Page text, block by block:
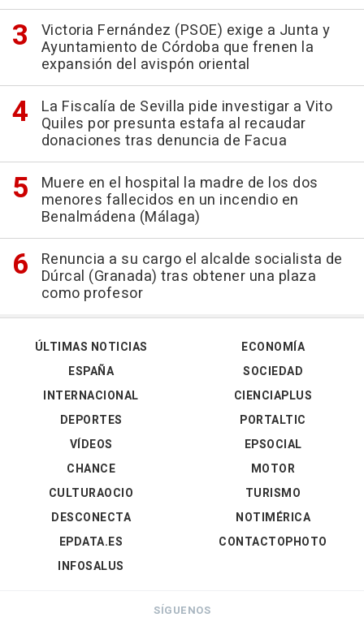
Victoria Fernández (PSOE) exige a Junta y
Ayuntamiento de Córdoba que frenen la
expansión del avispón oriental
La Fiscalía de Sevilla pide investigar a Vito
Quiles por presunta estafa al recaudar
donaciones tras denuncia de Facua
Muere en el hospital la madre de los dos
menores fallecidos en un incendio en
Benalmádena (Málaga)
Renuncia a su cargo el alcalde socialista de
Dúrcal (Granada) tras obtener una plaza
como profesor
ÚLTIMAS NOTICIAS
ESPAÑA
INTERNACIONAL
DEPORTES
VÍDEOS
ECONOMÍA
SOCIEDAD
CIENCIAPLUS
PORTALTIC
EPSOCIAL
CHANCE
CULTURAOCIO
DESCONECTA
EPDATA.ES
INFOSALUS
MOTOR
TURISMO
NOTIMÉRICA
CONTACTOPHOTO
SÍGUENOS